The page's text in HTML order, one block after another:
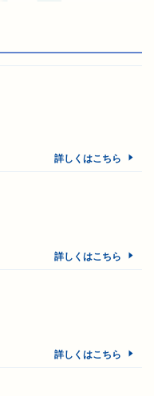
詳しくはこちら
詳しくはこちら
詳しくはこちら